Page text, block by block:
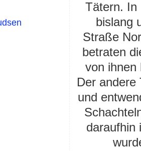
Tätern. In
bislang
Straße
betraten
von ihnen
Der andere
und
daraufhin